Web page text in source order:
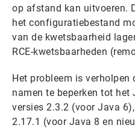
op afstand kan uitvoeren.
het configuratiebestand
van de kwetsbaarheid
RCE-kwetsbaarheden
Het probleem is verholpen
namen te beperken tot
versies 2.3.2 (voor Java
2.17.1 (voor Java 8 en